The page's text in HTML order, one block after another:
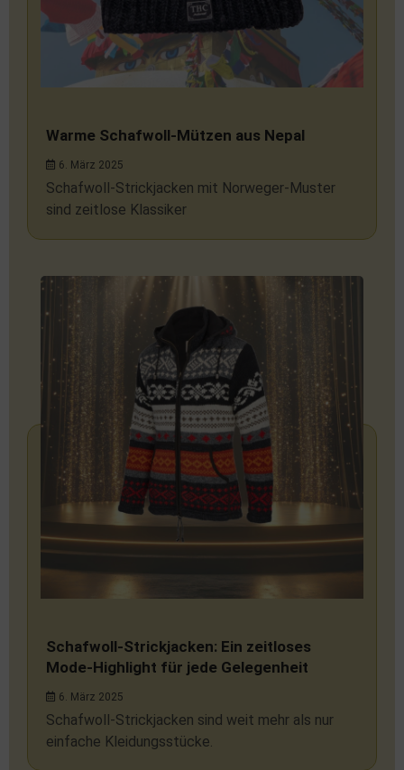
Warme Schafwoll-Mützen aus Nepal
6. März 2025
Schafwoll-Strickjacken mit Norweger-Muster
sind zeitlose Klassiker
Schafwoll-Strickjacken: Ein zeitloses
Mode-Highlight für jede Gelegenheit
6. März 2025
Schafwoll-Strickjacken sind weit mehr als nur
einfache Kleidungsstücke.